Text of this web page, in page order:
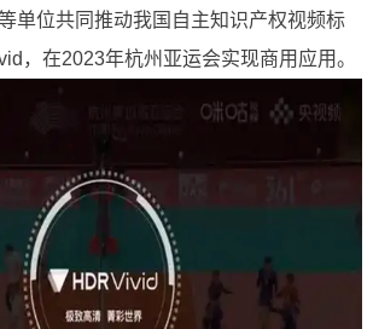
单位共同推动我国自主知识产权视频标
，在2023年杭州亚运会实现商用应用。